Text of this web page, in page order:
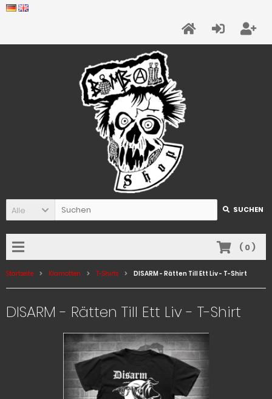
Alle SUCHEN
( 0)
Startseite Klamotten T-Shirts DISARM - Rätten Till Ett Liv - T-Shirt
DISARM - Rätten Till Ett Liv - T-Shirt